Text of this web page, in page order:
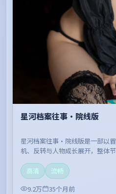
星河档案往事·院线版
星河档案往事·院线版是一部以
机、反转与人物成长展开，整体
高清
流畅
9.2万
35个月前